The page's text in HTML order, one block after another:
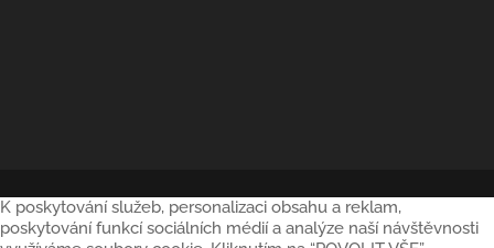
K poskytování služeb, personalizaci obsahu a reklam,
poskytování funkcí sociálních médií a analýze naší návštěvnosti